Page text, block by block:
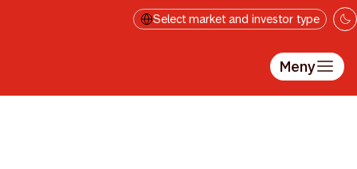
Hopp til hovedinnholdet Select market and investor type
Meny